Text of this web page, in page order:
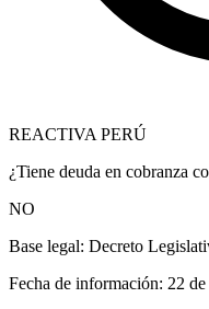
REACTIVA PERÚ
¿Tiene deuda en cobranza
NO
Base legal: Decreto
Fecha de información: 22